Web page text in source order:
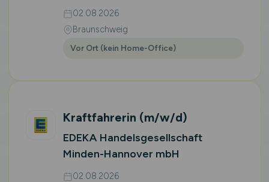
02.08.2026
Braunschweig
Vor Ort (kein Home-Office)
Kraftfahrerin (m/w/d)
EDEKA Handelsgesellschaft
Minden-Hannover mbH
02.08.2026